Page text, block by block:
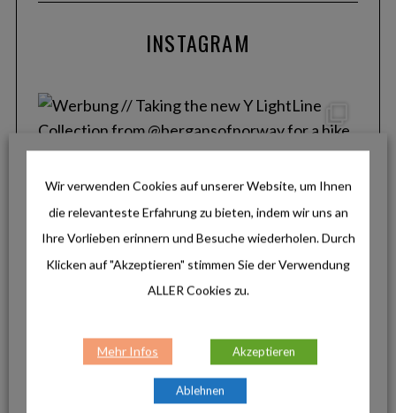
INSTAGRAM
Wir verwenden Cookies auf unserer Website, um Ihnen
die relevanteste Erfahrung zu bieten, indem wir uns an
Ihre Vorlieben erinnern und Besuche wiederholen. Durch
Klicken auf "Akzeptieren" stimmen Sie der Verwendung
ALLER Cookies zu.
Mehr Infos Akzeptieren
Ablehnen